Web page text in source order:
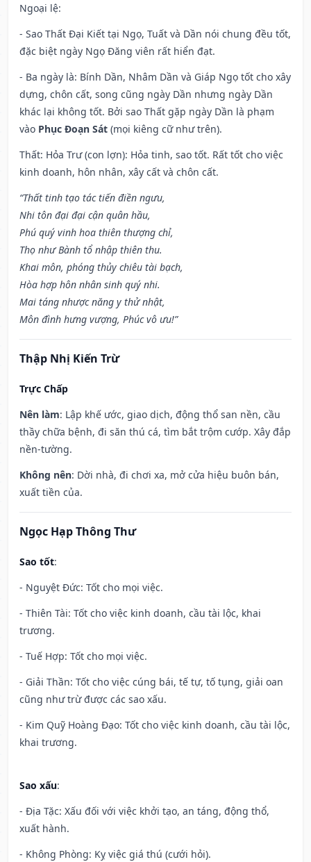
Ngoại lệ:
- Sao Thất Đại Kiết tại Ngọ, Tuất và Dần nói chung đều tốt,
đặc biệt ngày Ngọ Đăng viên rất hiển đạt.
- Ba ngày là: Bính Dần, Nhâm Dần và Giáp Ngọ tốt cho xây
dựng, chôn cất, song cũng ngày Dần nhưng ngày Dần
khác lại không tốt. Bởi sao Thất gặp ngày Dần là phạm
vào Phục Đoạn Sát (mọi kiêng cữ như trên).
Thất: Hỏa Trư (con lợn): Hỏa tinh, sao tốt. Rất tốt cho việc
kinh doanh, hôn nhân, xây cất và chôn cất.
“Thất tinh tạo tác tiến điền ngưu,
Nhi tôn đại đại cận quân hầu,
Phú quý vinh hoa thiên thượng chỉ,
Thọ như Bành tổ nhập thiên thu.
Khai môn, phóng thủy chiêu tài bạch,
Hòa hợp hôn nhân sinh quý nhi.
Mai táng nhược năng y thử nhật,
Môn đình hưng vượng, Phúc vô ưu!”
Thập Nhị Kiến Trừ
Trực Chấp
Nên làm: Lập khế ước, giao dịch, động thổ san nền, cầu
thầy chữa bệnh, đi săn thú cá, tìm bắt trộm cướp. Xây đắp
nền-tường.
Không nên: Dời nhà, đi chơi xa, mở cửa hiệu buôn bán,
xuất tiền của.
Ngọc Hạp Thông Thư
Sao tốt:
- Nguyệt Đức: Tốt cho mọi việc.
- Thiên Tài: Tốt cho việc kinh doanh, cầu tài lộc, khai
trương.
- Tuế Hợp: Tốt cho mọi việc.
- Giải Thần: Tốt cho việc cúng bái, tế tự, tố tụng, giải oan
cũng như trừ được các sao xấu.
- Kim Quỹ Hoàng Đạo: Tốt cho việc kinh doanh, cầu tài lộc,
khai trương.
Sao xấu:
- Địa Tặc: Xấu đối với việc khởi tạo, an táng, động thổ,
xuất hành.
- Không Phòng: Kỵ việc giá thú (cưới hỏi).